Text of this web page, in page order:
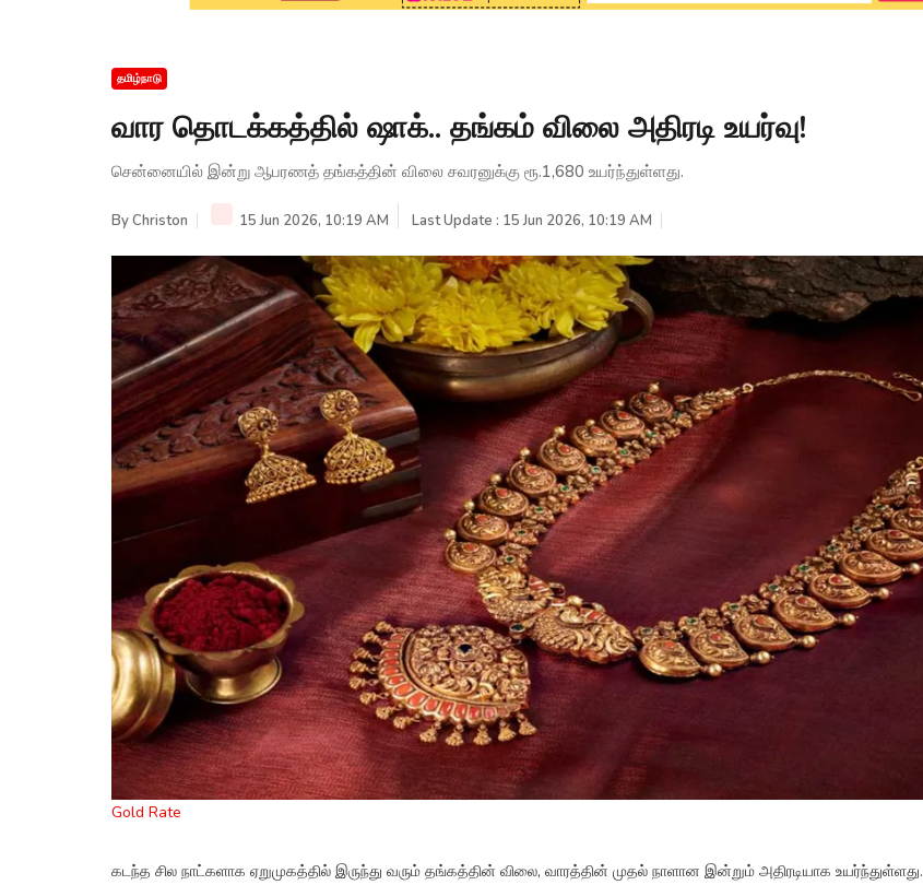
தமிழ்நாடு
வார தொடக்கத்தில் ஷாக்.. தங்கம் விலை அதிரடி உயர்வு!
சென்னையில் இன்று ஆபரணத் தங்கத்தின் விலை சவரனுக்கு ரூ.1,680 உயர்ந்துள்ளது.
ByChriston 15 Jun 2026, 10:19 AM Last Update : 15 Jun 2026, 10:19 AM
Gold Rate
கடந்த சில நாட்களாக ஏறுமுகத்தில் இருந்து வரும் தங்கத்தின் விலை, வாரத்தின் முதல் நாளான இன்றும் அதிரடியாக உயர்ந்துள்ளது.